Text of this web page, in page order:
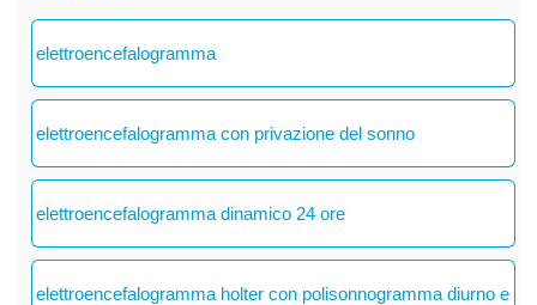
elettroencefalogramma
elettroencefalogramma con privazione del sonno
elettroencefalogramma dinamico 24 ore
elettroencefalogramma holter con polisonnogramma diurno e